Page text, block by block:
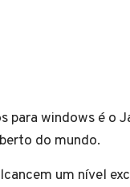
windows é o
do mundo.
um nível